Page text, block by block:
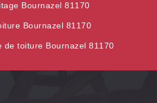
Bournazel 81170
Bournazel 81170
de toiture Bournazel 81170